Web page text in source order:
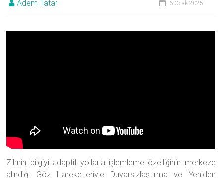
Adem Tatar 6 Ocak 2025
Zihnin bilgiyi adaptif yollarla işlemleme özelliğinin merkeze
alındığı Göz Hareketleriyle Duyarsızlaştırma ve Yeniden